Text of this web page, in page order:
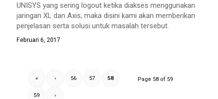
UNISYS yang sering logout ketika diakses menggunakan
jaringan XL dan Axis, maka disini kami akan memberikan
penjelasan serta solusi untuk masalah tersebut.
Februari 6, 2017
Page 58 of 59
« ‹ 56 57 58
59 ›